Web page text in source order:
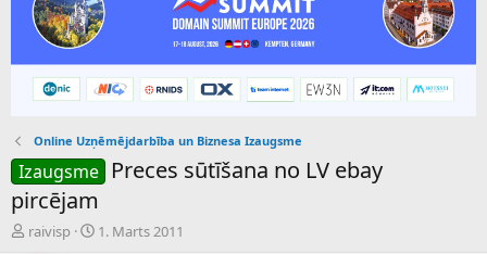
Online Uzņēmējdarbība un Biznesa Izaugsme
Izaugsme
Preces sūtīšana no LV ebay
pircējam
P
raivisp
S1. Marts 2011